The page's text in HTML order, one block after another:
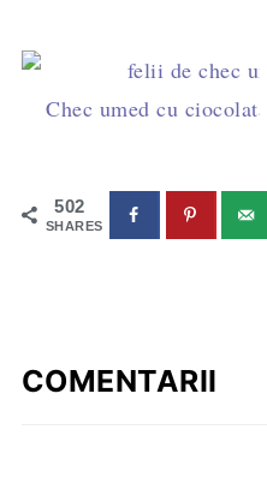
Chec umed cu
502
SHARES
COMENTARII